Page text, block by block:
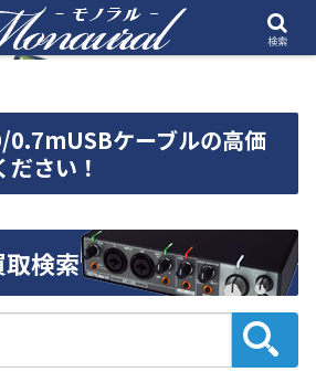
0.7mUSBケーブルの高価
さい！
検索
検索